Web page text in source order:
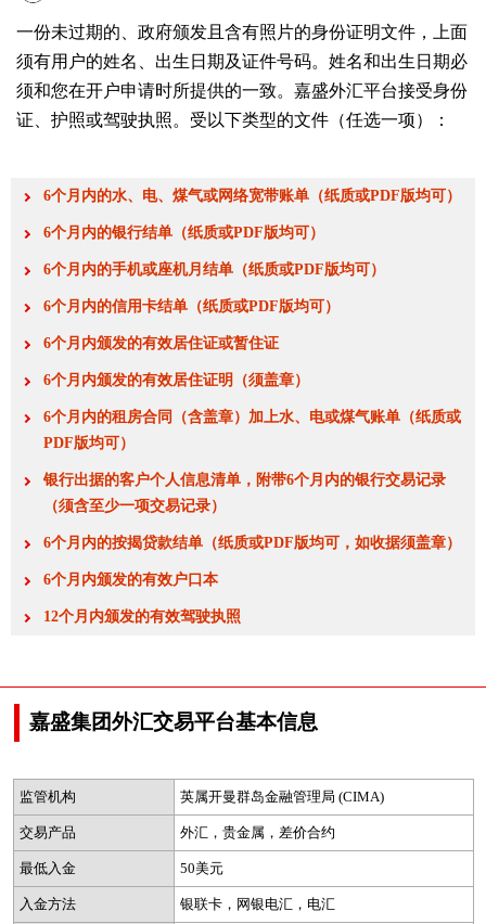
一份未过期的、政府颁发且含有照片的身份证明文件，上面
须有用户的姓名、出生日期及证件号码。姓名和出生日期必
须和您在开户申请时所提供的一致。嘉盛外汇平台接受身份
证、护照或驾驶执照。受以下类型的文件（任选一项）：
6个月内的水、电、煤气或网络宽带账单（纸质或PDF版均可）
6个月内的银行结单（纸质或PDF版均可）
6个月内的手机或座机月结单（纸质或PDF版均可）
6个月内的信用卡结单（纸质或PDF版均可）
6个月内颁发的有效居住证或暂住证
6个月内颁发的有效居住证明（须盖章）
6个月内的租房合同（含盖章）加上水、电或煤气账单（纸质或
PDF版均可）
银行出据的客户个人信息清单，附带6个月内的银行交易记录
（须含至少一项交易记录）
6个月内的按揭贷款结单（纸质或PDF版均可，如收据须盖章）
6个月内颁发的有效户口本
12个月内颁发的有效驾驶执照
嘉盛集团外汇交易平台基本信息
监管机构 英属开曼群岛金融管理局 (CIMA)
交易产品 外汇，贵金属，差价合约
最低入金 50美元
入金方法 银联卡，网银电汇，电汇